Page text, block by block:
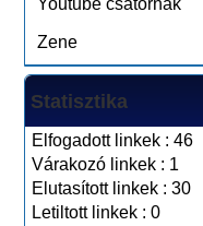
Youtube csatornák
Zene
Statisztika
Elfogadott linkek : 46
Várakozó linkek : 1
Elutasított linkek : 30
Letiltott linkek : 0